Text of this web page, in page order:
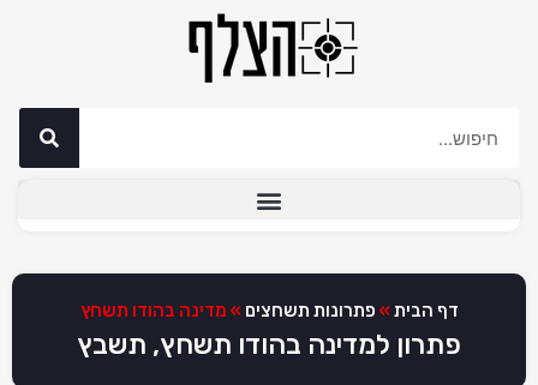
דף הבית » פתרונות תשחצים » מדינה בהודו תשחץ
פתרון למדינה בהודו תשחץ, תשבץ